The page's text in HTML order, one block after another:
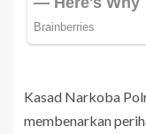
Kasad Narkoba
membenarkan